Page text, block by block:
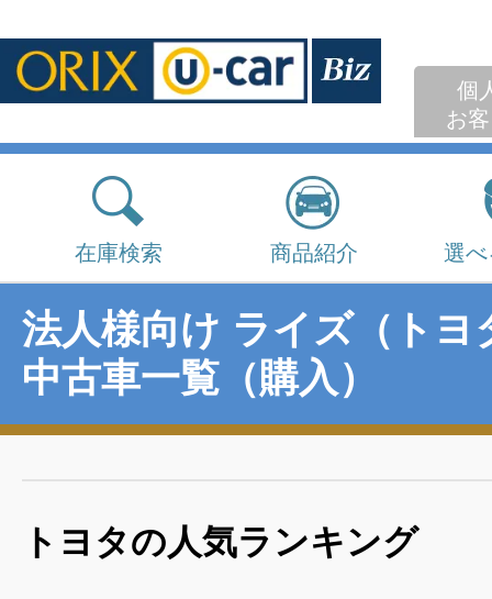
個
お
在庫検索 商品紹介 選
法人様向け ライズ（トヨ
中古車一覧（購入）
トヨタの人気ランキング